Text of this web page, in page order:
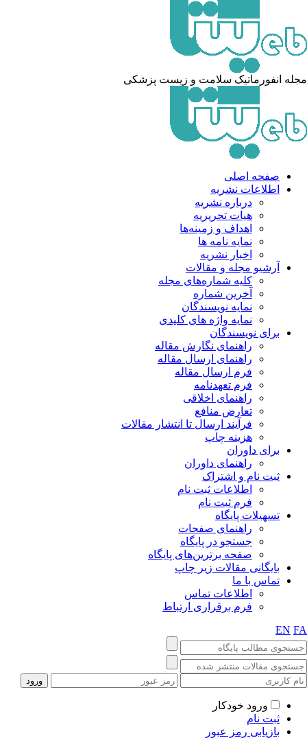
انفورماتیک سلامت و زیست پزشکی
صفحه اصلی
اطلاعات نشریه
درباره نشریه
هیات تحریریه
اهداف و زمینه‌ها
نمایه نامه ها
اخبار نشریه
آرشیو مجله و مقالات
کلیه شماره‌های مجله
آخرین شماره
نمایه نویسندگان
نمایه واژه های کلیدی
برای نویسندگان
راهنمای نگارش مقاله
راهنمای ارسال مقاله
فرم ارسال مقاله
فرم تعهدنامه
راهنمای اخلاقی
تعارض منافع
فرآیند ارسال تا انتشار مقالات
هزینه چاپ
برای داوران
راهنمای داوران
ثبت نام و اشتراک
اطلاعات ثبت نام
فرم ثبت نام
تسهیلات پایگاه
راهنمای صفحات
جستجو در پایگاه
صفحه برترین‌های پایگاه
بایگانی مقالات زیر چاپ
تماس با ما
اطلاعات تماس
فرم برقراری ارتباط
EN
ورود خودکار
ثبت نام
بازیابی رمز عبور